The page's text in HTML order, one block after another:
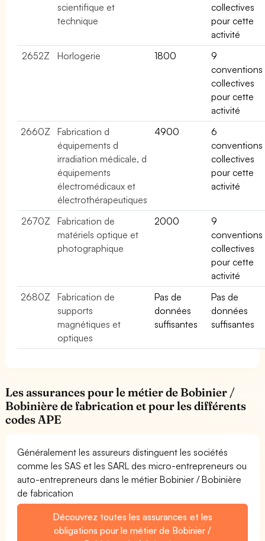
scientifique et
technique
collectives
pour cette
activité
2652Z
Horlogerie 1800
9
conventions
collectives
pour cette
activité
2660Z
Fabrication d
équipements d
irradiation médicale, d
équipements
électromédicaux et
électrothérapeutiques
4900
6
conventions
collectives
pour cette
activité
2670Z
Fabrication de
matériels optique et
photographique
2000
9
conventions
collectives
pour cette
activité
2680Z
Fabrication de
supports
magnétiques et
optiques
Pas de
données
suffisantes
Pas de
données
suffisantes
Les assurances pour le métier de Bobinier /
Bobinière de fabrication et pour les différents
codes APE
Généralement les assureurs distinguent les sociétés
comme les SAS et les SARL des micro-entrepreneurs ou
auto-entrepreneurs dans le métier Bobinier / Bobinière
de fabrication
Découvrez toutes les assurances et les
obligations pour le métier de Bobinier /